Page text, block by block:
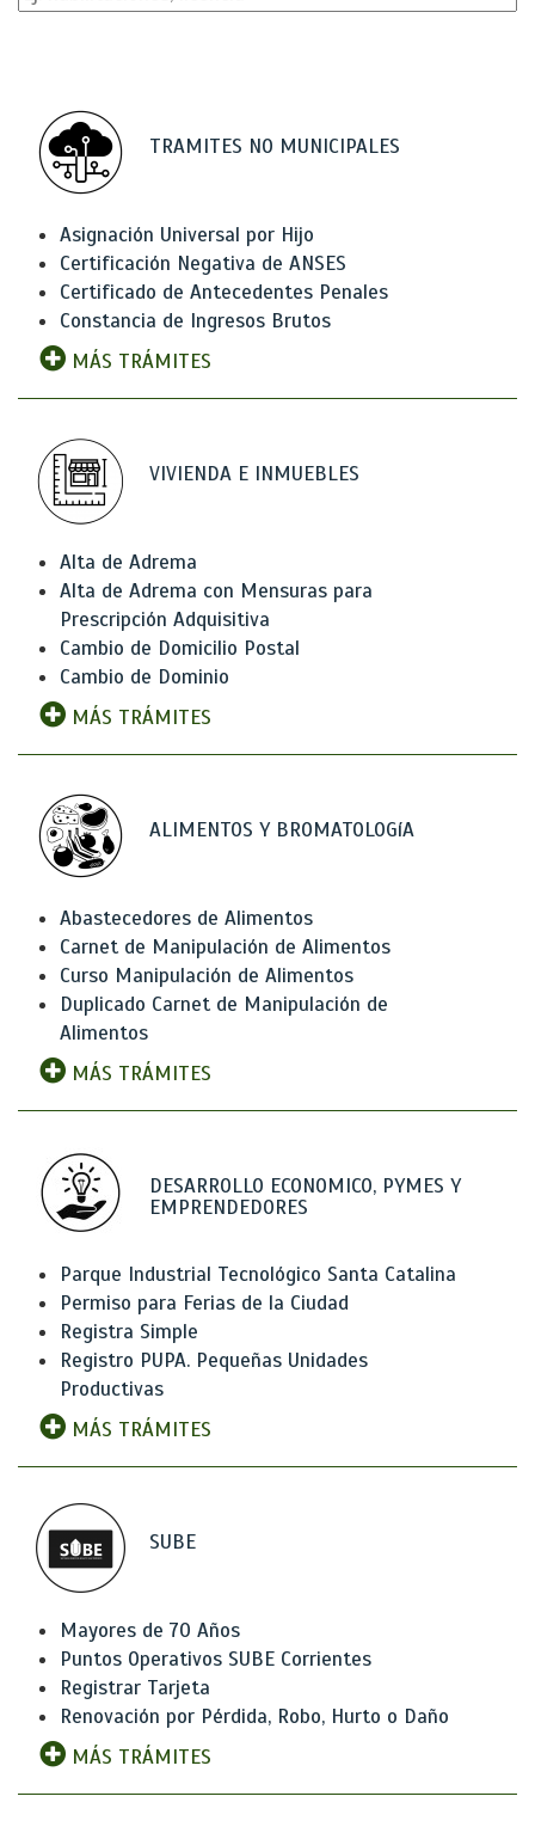
TRAMITES NO MUNICIPALES
Asignación Universal por Hijo
Certificación Negativa de ANSES
Certificado de Antecedentes Penales
Constancia de Ingresos Brutos
MÁS TRÁMITES
VIVIENDA E INMUEBLES
Alta de Adrema
Alta de Adrema con Mensuras para
Prescripción Adquisitiva
Cambio de Domicilio Postal
Cambio de Dominio
MÁS TRÁMITES
ALIMENTOS Y BROMATOLOGíA
Abastecedores de Alimentos
Carnet de Manipulación de Alimentos
Curso Manipulación de Alimentos
Duplicado Carnet de Manipulación de
Alimentos
MÁS TRÁMITES
DESARROLLO ECONOMICO, PYMES Y
EMPRENDEDORES
Parque Industrial Tecnológico Santa Catalina
Permiso para Ferias de la Ciudad
Registra Simple
Registro PUPA. Pequeñas Unidades
Productivas
MÁS TRÁMITES
SUBE
Mayores de 70 Años
Puntos Operativos SUBE Corrientes
Registrar Tarjeta
Renovación por Pérdida, Robo, Hurto o Daño
MÁS TRÁMITES